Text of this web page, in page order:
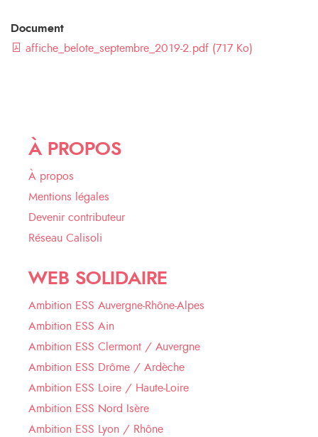
Document
affiche_belote_septembre_2019-2.pdf (717 Ko)
À PROPOS
À propos
Mentions légales
Devenir contributeur
Réseau Calisoli
WEB SOLIDAIRE
Ambition ESS Auvergne-Rhône-Alpes
Ambition ESS Ain
Ambition ESS Clermont / Auvergne
Ambition ESS Drôme / Ardèche
Ambition ESS Loire / Haute-Loire
Ambition ESS Nord Isère
Ambition ESS Lyon / Rhône